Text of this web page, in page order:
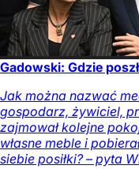
Gadowski: Gdzie
Jak można nazwać
gospodarz, żywiciel,
zajmował kolejne
własne meble i
siebie posiłki? – pyta